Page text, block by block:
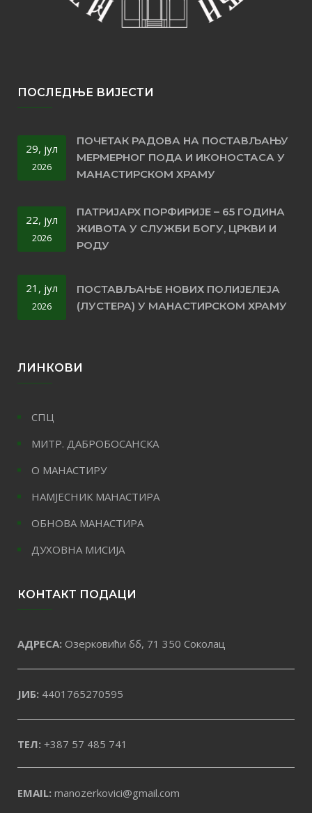
ПОСЛЕДЊЕ ВИЈЕСТИ
29, јул
2026
ПОЧЕТАК РАДОВА НА ПОСТАВЉАЊУ
МЕРМЕРНОГ ПОДА И ИКОНОСТАСА У
МАНАСТИРСКОМ ХРАМУ
22, јул
2026
ПАТРИЈАРХ ПОРФИРИЈЕ – 65 ГОДИНА
ЖИВОТА У СЛУЖБИ БОГУ, ЦРКВИ И
РОДУ
21, јул
2026
ПОСТАВЉАЊЕ НОВИХ ПОЛИЈЕЛЕЈА
(ЛУСТЕРА) У МАНАСТИРСКОМ ХРАМУ
ЛИНКОВИ
СПЦ
МИТР. ДАБРОБОСАНСКА
О МАНАСТИРУ
НАМЈЕСНИК МАНАСТИРА
ОБНОВА МАНАСТИРА
ДУХОВНА МИСИЈА
КОНТАКТ ПОДАЦИ
АДРЕСА: Озерковићи бб, 71 350 Соколац
ЈИБ: 4401765270595
ТЕЛ: +387 57 485 741
EMAIL: manozerkovici@gmail.com